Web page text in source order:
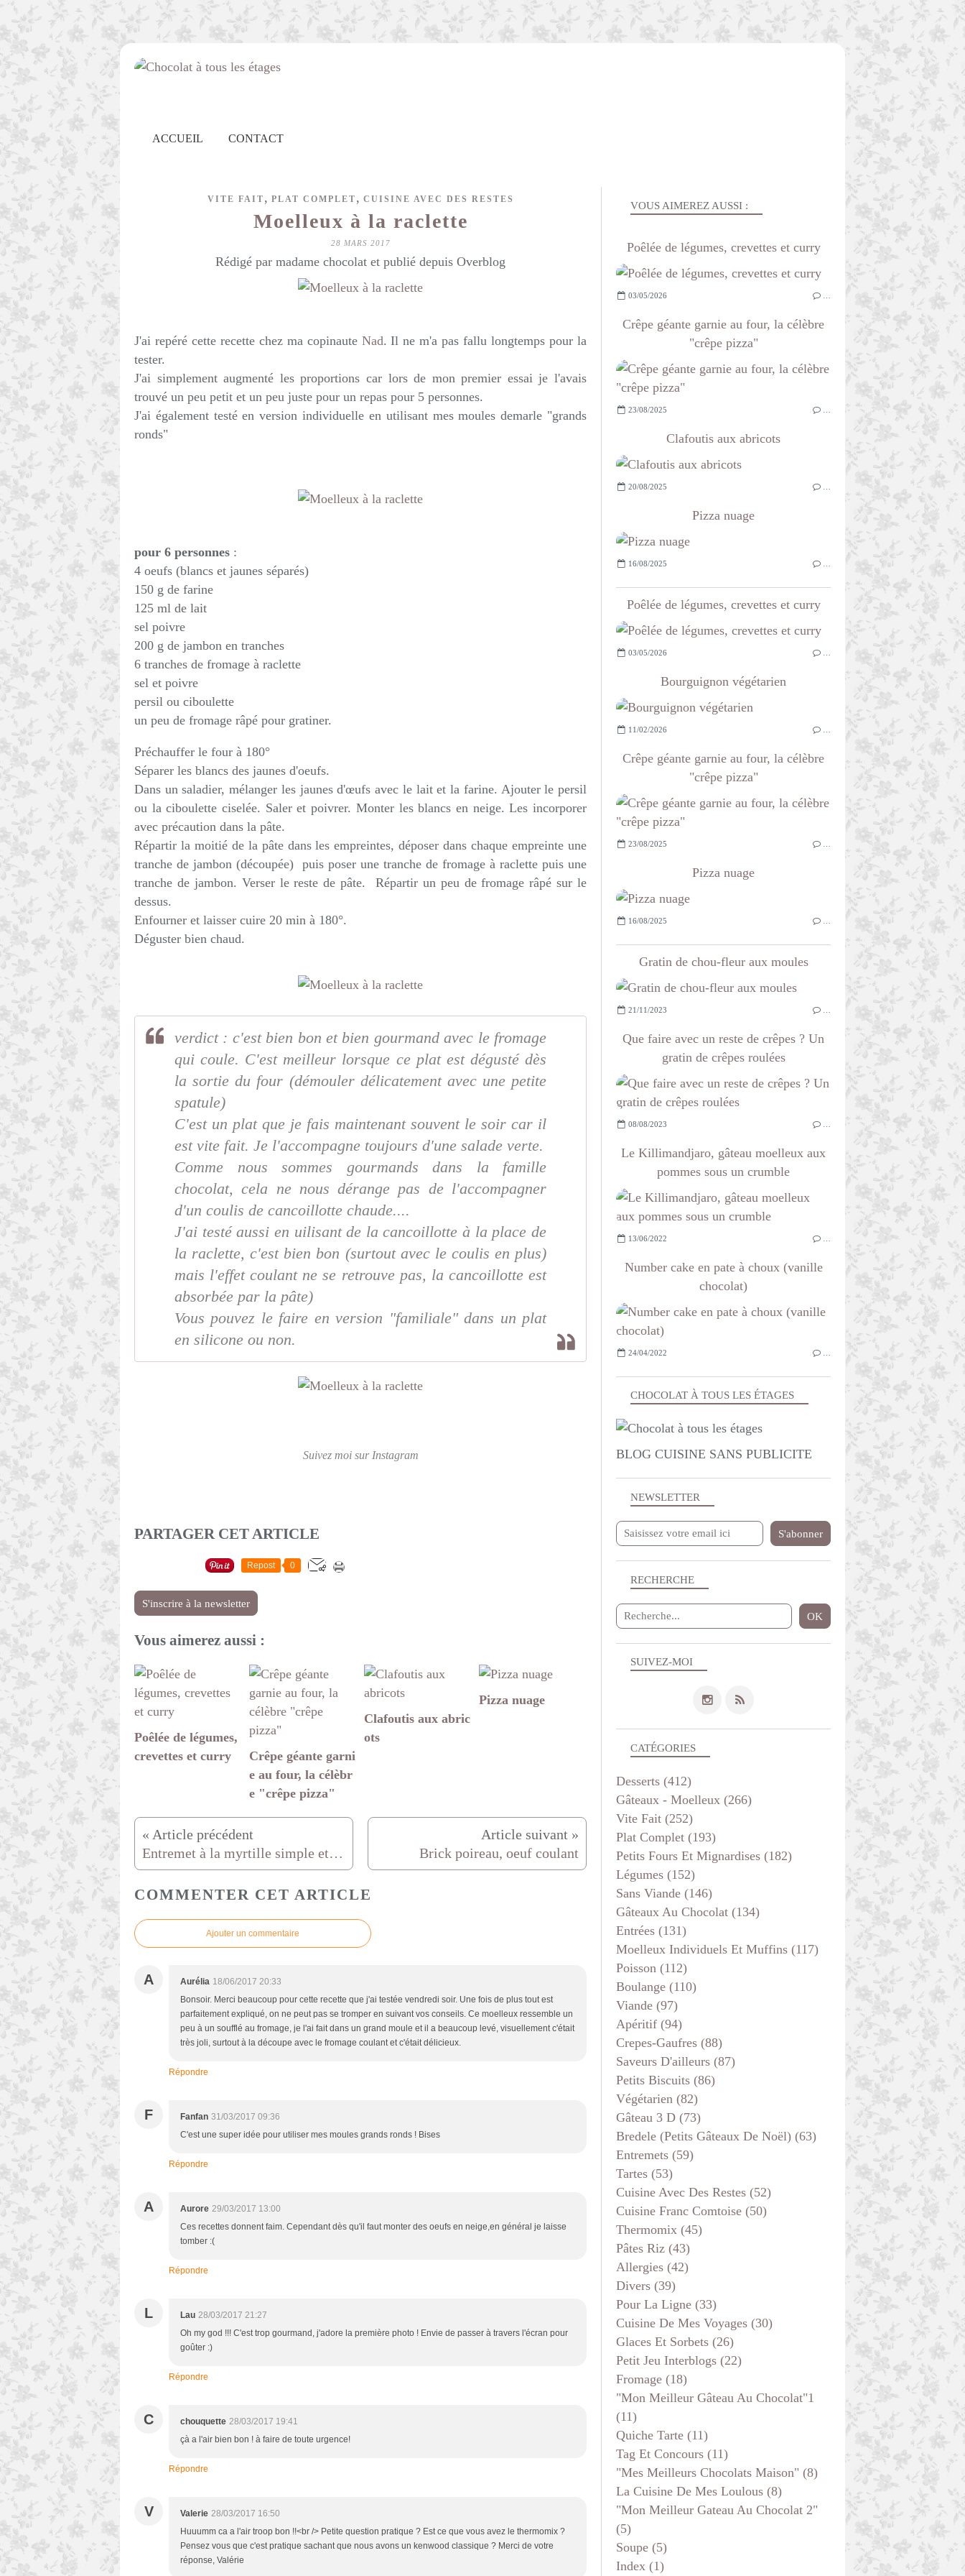
ACCUEIL CONTACT
VITE FAIT , PLAT COMPLET , CUISINE AVEC DES RESTES
Moelleux à la raclette
28 MARS 2017
Rédigé par madame chocolat et publié depuis Overblog
J'ai repéré cette recette chez ma copinaute Nad. Il ne m'a pas fallu longtemps pour la
tester.
J'ai simplement augmenté les proportions car lors de mon premier essai je l'avais
trouvé un peu petit et un peu juste pour un repas pour 5 personnes.
J'ai également testé en version individuelle en utilisant mes moules demarle "grands
ronds"
pour 6 personnes :
4 oeufs (blancs et jaunes séparés)
150 g de farine
125 ml de lait
sel poivre
200 g de jambon en tranches
6 tranches de fromage à raclette
sel et poivre
persil ou ciboulette
un peu de fromage râpé pour gratiner.
Préchauffer le four à 180°
Séparer les blancs des jaunes d'oeufs.
Dans un saladier, mélanger les jaunes d'œufs avec le lait et la farine. Ajouter le persil
ou la ciboulette ciselée. Saler et poivrer. Monter les blancs en neige. Les incorporer
avec précaution dans la pâte.
Répartir la moitié de la pâte dans les empreintes, déposer dans chaque empreinte une
tranche de jambon (découpée) puis poser une tranche de fromage à raclette puis une
tranche de jambon. Verser le reste de pâte. Répartir un peu de fromage râpé sur le
dessus.
Enfourner et laisser cuire 20 min à 180°.
Déguster bien chaud.
verdict : c'est bien bon et bien gourmand avec le fromage
qui coule. C'est meilleur lorsque ce plat est dégusté dès
la sortie du four (démouler délicatement avec une petite
spatule)
C'est un plat que je fais maintenant souvent le soir car il
est vite fait. Je l'accompagne toujours d'une salade verte.
Comme nous sommes gourmands dans la famille
chocolat, cela ne nous dérange pas de l'accompagner
d'un coulis de cancoillotte chaude....
J'ai testé aussi en uilisant de la cancoillotte à la place de
la raclette, c'est bien bon (surtout avec le coulis en plus)
mais l'effet coulant ne se retrouve pas, la cancoillotte est
absorbée par la pâte)
Vous pouvez le faire en version "familiale" dans un plat
en silicone ou non.
Suivez moi sur Instagram
PARTAGER CET ARTICLE
Repost 0
S'inscrire à la newsletter
Vous aimerez aussi :
Poêlée de légumes,
crevettes et curry
Crêpe géante garni
e au four, la célèbr
e "crêpe pizza"
Clafoutis aux abric
ots
Pizza nuage
Entremet à la myrtille simple et léger Brick poireau, oeuf coulant
COMMENTER CET ARTICLE
Ajouter un commentaire
A Aurélia 18/06/2017 20:33
Bonsoir. Merci beaucoup pour cette recette que j'ai testée vendredi soir. Une fois de plus tout est
parfaitement expliqué, on ne peut pas se tromper en suivant vos conseils. Ce moelleux ressemble un
peu à un soufflé au fromage, je l'ai fait dans un grand moule et il a beaucoup levé, visuellement c'était
très joli, surtout à la découpe avec le fromage coulant et c'était délicieux.
Répondre
F Fanfan 31/03/2017 09:36
C'est une super idée pour utiliser mes moules grands ronds ! Bises
Répondre
A Aurore 29/03/2017 13:00
Ces recettes donnent faim. Cependant dès qu'il faut monter des oeufs en neige,en général je laisse
tomber :(
Répondre
L Lau 28/03/2017 21:27
Oh my god !!! C'est trop gourmand, j'adore la première photo ! Envie de passer à travers l'écran pour
goûter :)
Répondre
C chouquette 28/03/2017 19:41
çà a l'air bien bon ! à faire de toute urgence!
Répondre
V Valerie 28/03/2017 16:50
Huuumm ca a l'air troop bon !!<br /> Petite question pratique ? Est ce que vous avez le thermomix ?
Pensez vous que c'est pratique sachant que nous avons un kenwood classique ? Merci de votre
réponse, Valérie
NEWSLETTER
SUIVEZ-MOI
RECHERCHE
CHOCOLAT À TOUS LES ÉTAGES
BLOG CUISINE SANS PUBLICITE
VOUS AIMEREZ AUSSI :
Poêlée de légumes, crevettes et curry
03/05/2026
Crêpe géante garnie au four, la célèbre
"crêpe pizza"
23/08/2025
Clafoutis aux abricots
20/08/2025
Pizza nuage
16/08/2025
Poêlée de légumes, crevettes et curry
03/05/2026
Bourguignon végétarien
11/02/2026
Crêpe géante garnie au four, la célèbre
"crêpe pizza"
23/08/2025
Pizza nuage
16/08/2025
Gratin de chou-fleur aux moules
21/11/2023
Que faire avec un reste de crêpes ? Un
gratin de crêpes roulées
08/08/2023
Le Killimandjaro, gâteau moelleux aux
pommes sous un crumble
13/06/2022
Number cake en pate à choux (vanille
chocolat)
24/04/2022
CATÉGORIES
Desserts (412)
Gâteaux - Moelleux (266)
Vite Fait (252)
Plat Complet (193)
Petits Fours Et Mignardises (182)
Légumes (152)
Sans Viande (146)
Gâteaux Au Chocolat (134)
Entrées (131)
Moelleux Individuels Et Muffins (117)
Poisson (112)
Boulange (110)
Viande (97)
Apéritif (94)
Crepes-Gaufres (88)
Saveurs D'ailleurs (87)
Petits Biscuits (86)
Végétarien (82)
Gâteau 3 D (73)
Bredele (petits Gâteaux De Noël) (63)
Entremets (59)
Tartes (53)
Cuisine Avec Des Restes (52)
Cuisine Franc Comtoise (50)
Thermomix (45)
Pâtes Riz (43)
Allergies (42)
Divers (39)
Pour La Ligne (33)
Cuisine De Mes Voyages (30)
Glaces Et Sorbets (26)
Petit Jeu Interblogs (22)
Fromage (18)
"mon Meilleur Gâteau Au Chocolat"1
(11)
Quiche Tarte (11)
Tag Et Concours (11)
"mes Meilleurs Chocolats Maison" (8)
La Cuisine De Mes Loulous (8)
"mon Meilleur Gateau Au Chocolat 2"
(5)
Soupe (5)
Index (1)